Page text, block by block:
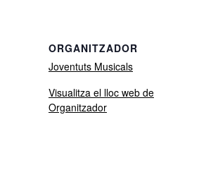
ORGANITZADOR
Joventuts Musicals
Visualitza el lloc web de
Organitzador